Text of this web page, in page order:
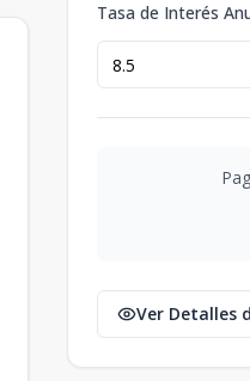
Tasa de Interés
Ver Detalles